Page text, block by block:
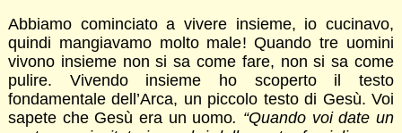
Abbiamo cominciato a vivere insieme, io cucinavo,
quindi mangiavamo molto male! Quando tre uomini
vivono insieme non si sa come fare, non si sa come
pulire. Vivendo insieme ho scoperto il testo
fondamentale dell’Arca, un piccolo testo di Gesù. Voi
sapete che Gesù era un uomo. “Quando voi date un